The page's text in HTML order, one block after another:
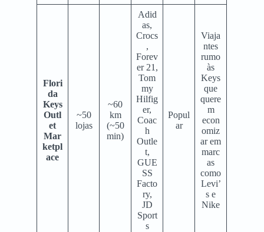
Flori
da
Keys
Outl
et
Mar
ketpl
ace
~50
lojas
~60
km
(~50
min)
Adid
as,
Crocs
,
Forev
er 21,
Tom
my
Hilfig
er,
Coac
h
Outle
t,
GUE
SS
Facto
ry,
JD
Sport
s
Popul
ar
Viaja
ntes
rumo
às
Keys
que
quere
m
econ
omiz
ar em
marc
as
como
Levi’
s e
Nike